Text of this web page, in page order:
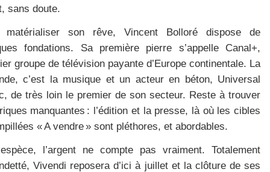
sans doute.
matérialiser son rêve, Vincent Bolloré dispose de
fondations. Sa première pierre s’appelle Canal+,
groupe de télévision payante d’Europe continentale. La
c’est la musique et un acteur en béton, Universal
de très loin le premier de son secteur. Reste à trouver
manquantes : l’édition et la presse, là où les cibles
« A vendre » sont pléthores, et abordables.
l’argent ne compte pas vraiment. Totalement
Vivendi reposera d’ici à juillet et la clôture de ses